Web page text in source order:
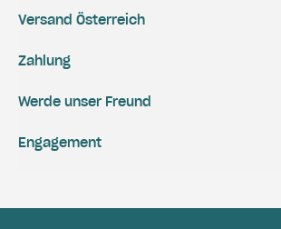
Versand Österreich
Zahlung
Engagement
Werde unser Freund